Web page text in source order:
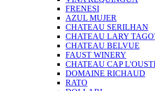
FRENESI
AZUL MUJER
CHATEAU SERILHAN
CHATEAU LARY
CHATEAU BELVUE
FAUST WINERY
CHATEAU CAP
DOMAINE RICHAUD
RATO